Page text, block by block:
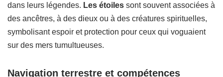
dans leurs légendes. Les étoiles sont souvent associées à
des ancêtres, à des dieux ou à des créatures spirituelles,
symbolisant espoir et protection pour ceux qui voguaient
sur des mers tumultueuses.
Navigation terrestre et compétences